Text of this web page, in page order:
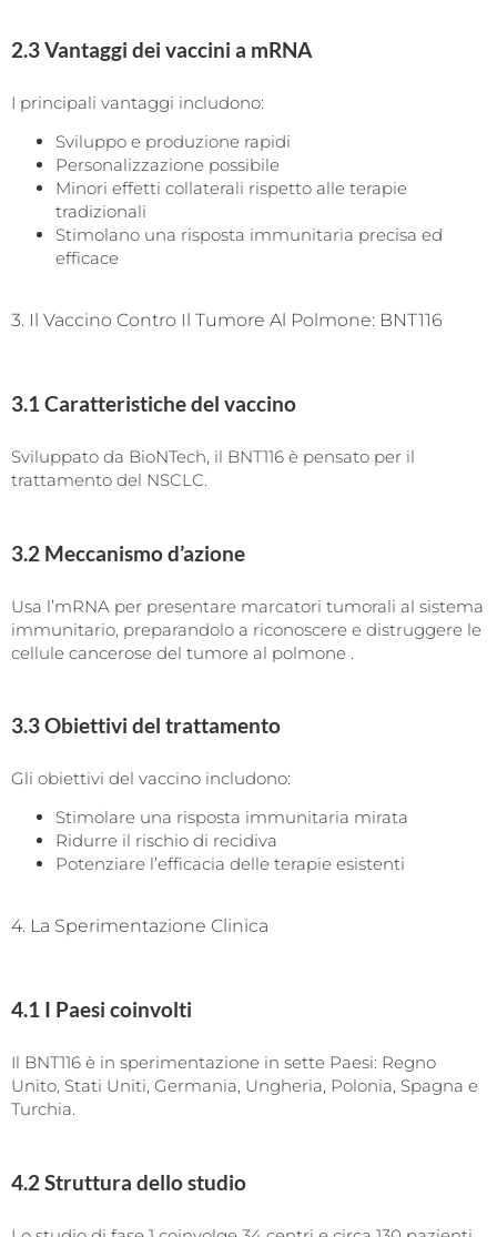
2.3 Vantaggi dei vaccini a mRNA
I principali vantaggi includono:
Sviluppo e produzione rapidi
Personalizzazione possibile
Minori effetti collaterali rispetto alle terapie
tradizionali
Stimolano una risposta immunitaria precisa ed
efficace
3. Il Vaccino Contro Il Tumore Al Polmone: BNT116
3.1 Caratteristiche del vaccino
Sviluppato da BioNTech, il BNT116 è pensato per il
trattamento del NSCLC.
3.2 Meccanismo d’azione
Usa l’mRNA per presentare marcatori tumorali al sistema
immunitario, preparandolo a riconoscere e distruggere le
cellule cancerose del tumore al polmone .
3.3 Obiettivi del trattamento
Gli obiettivi del vaccino includono:
Stimolare una risposta immunitaria mirata
Ridurre il rischio di recidiva
Potenziare l’efficacia delle terapie esistenti
4. La Sperimentazione Clinica
4.1 I Paesi coinvolti
Il BNT116 è in sperimentazione in sette Paesi: Regno
Unito, Stati Uniti, Germania, Ungheria, Polonia, Spagna e
Turchia.
4.2 Struttura dello studio